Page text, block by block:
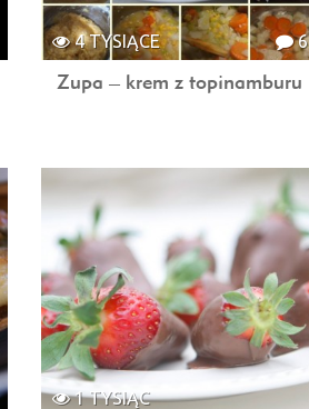
6
4 TYSIĄCE
Zupa – krem z topinamburu
1 TYSIĄC